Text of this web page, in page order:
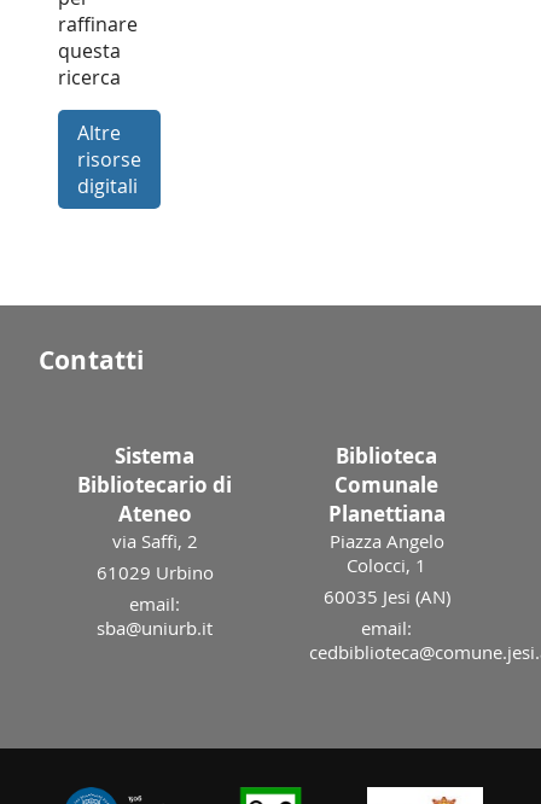
raffinare
questa
ricerca
Altre
risorse
digitali
Contatti
Sistema
Bibliotecario di
Ateneo
via Saffi, 2
61029 Urbino
email:
sba@uniurb.it
Biblioteca
Comunale
Planettiana
Piazza Angelo
Colocci, 1
60035 Jesi (AN)
email: